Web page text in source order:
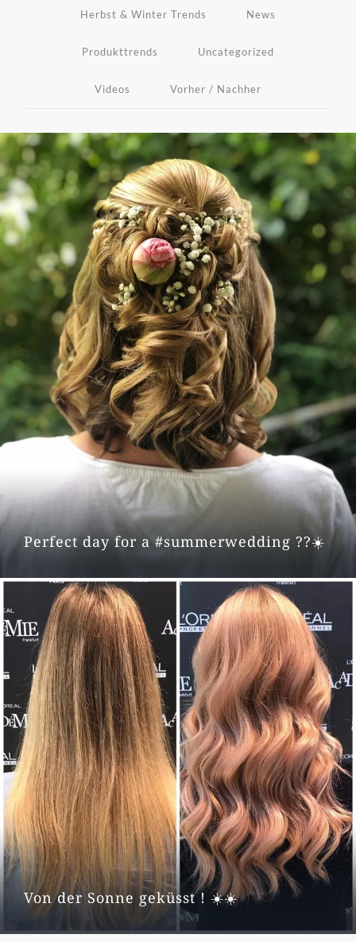
Herbst & Winter Trends News
Produkttrends Uncategorized
Videos Vorher / Nachher
Perfect day for a #summerwedding ??☀️
Von der Sonne geküsst ! ☀️☀️